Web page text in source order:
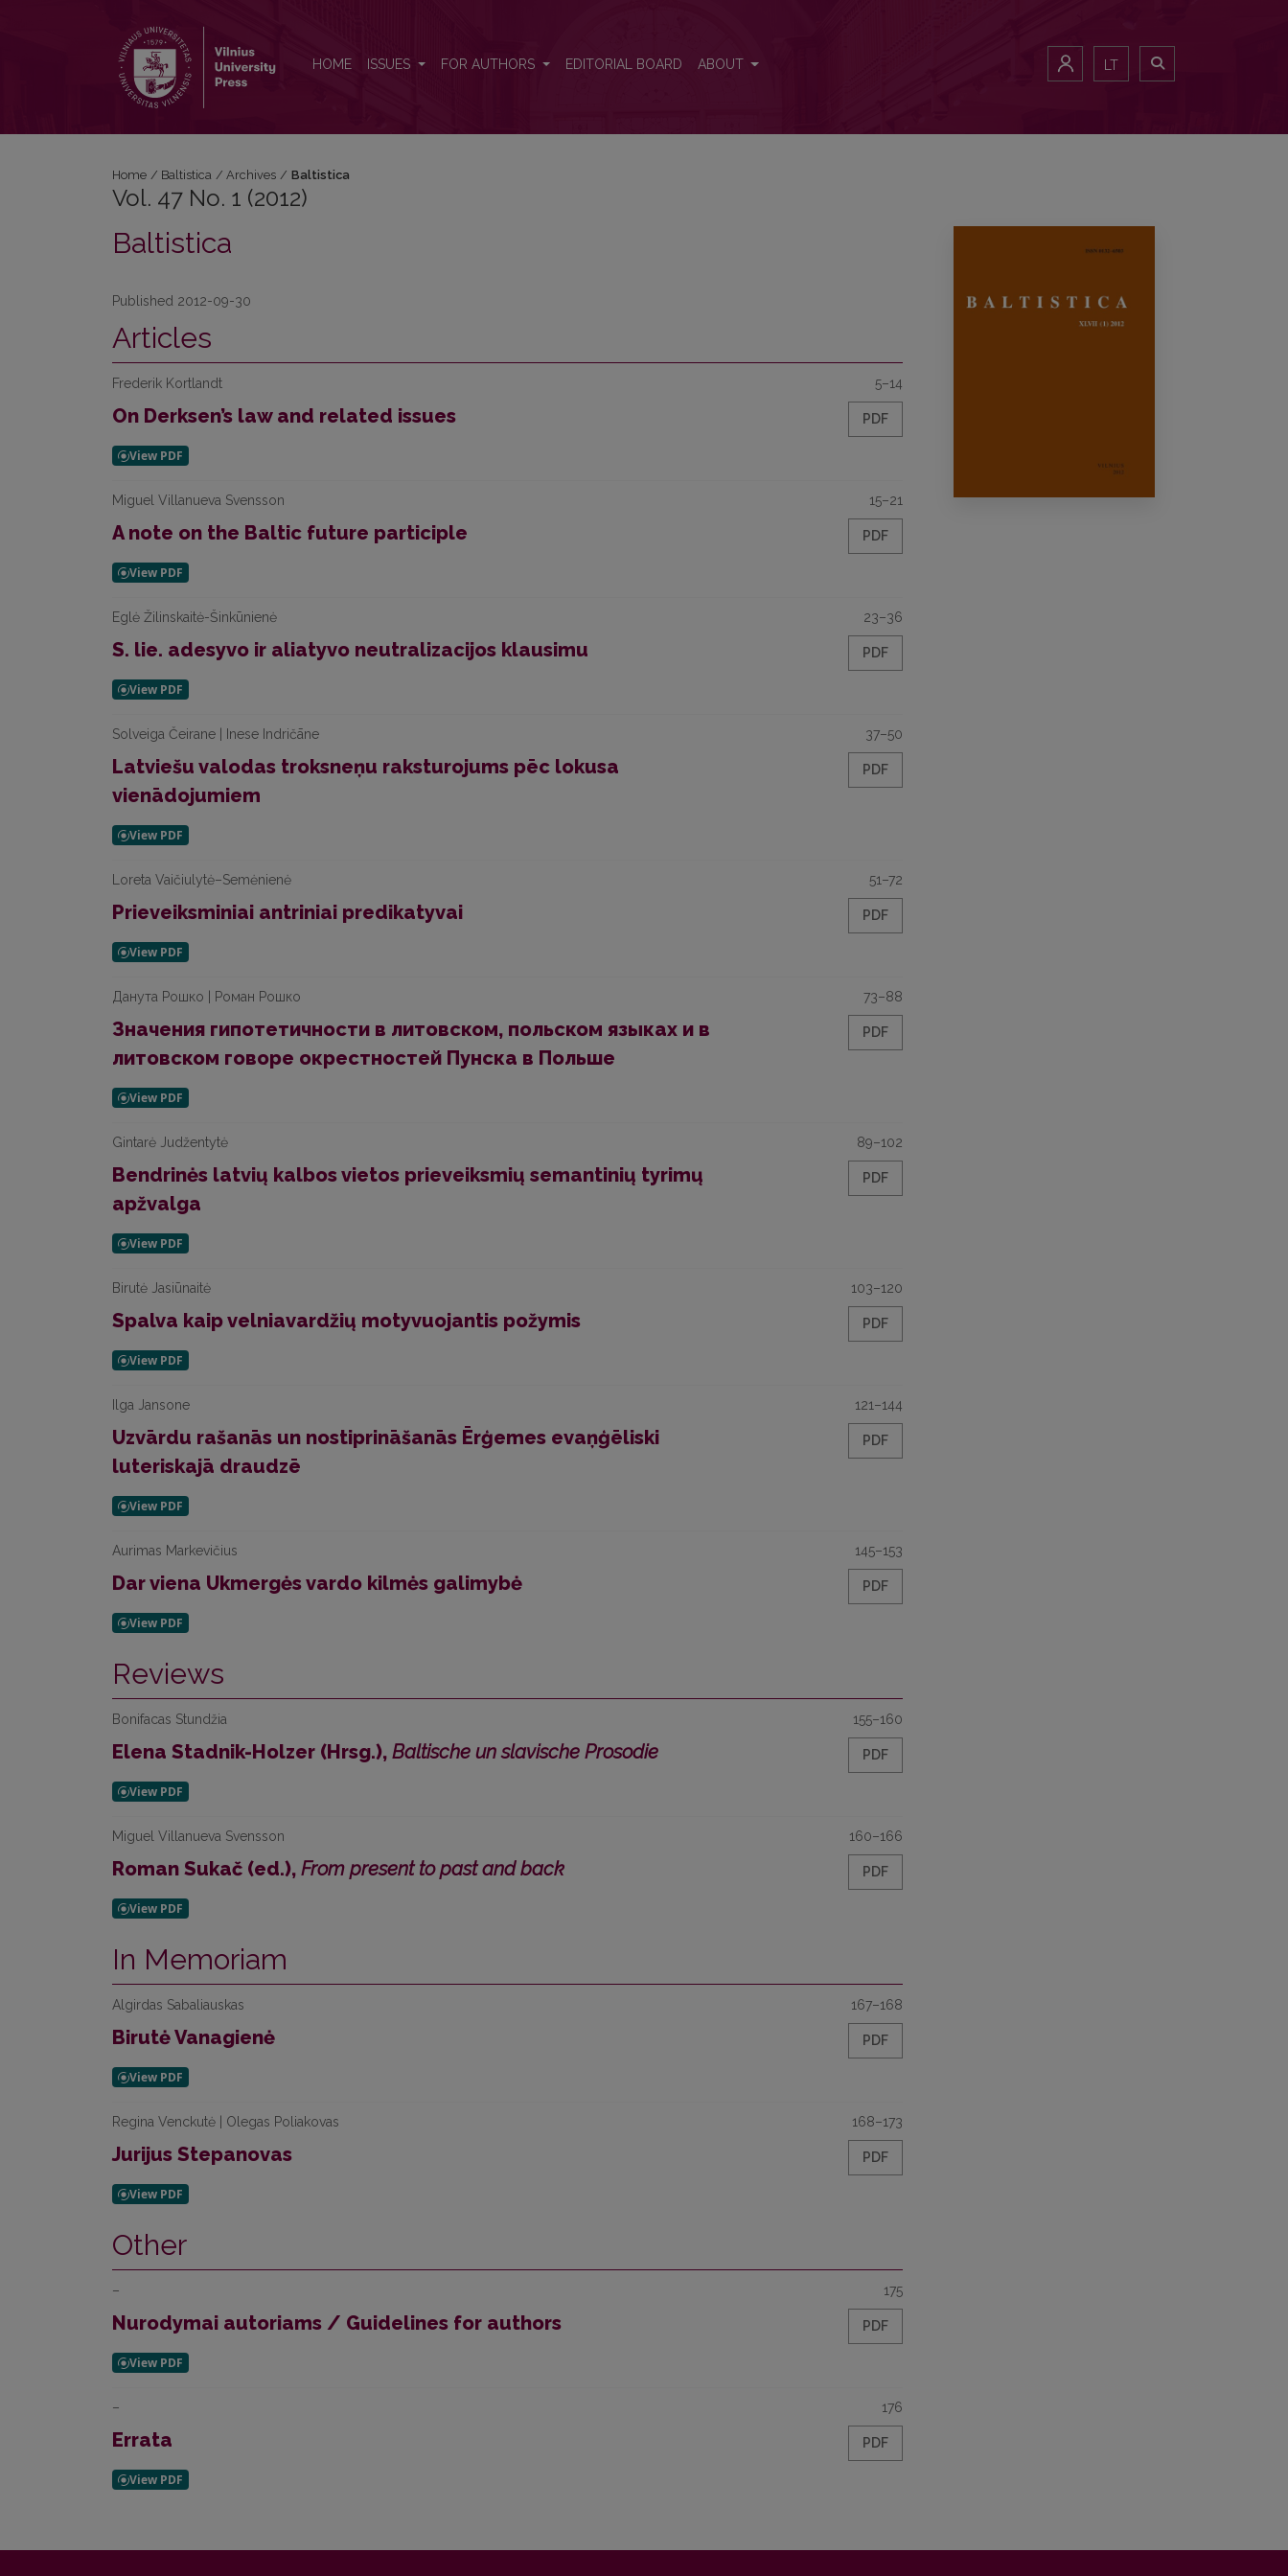
HOME ISSUES FOR AUTHORS EDITORIAL BOARD ABOUT LT
Home / Baltistica / Archives / Baltistica
Vol. 47 No. 1 (2012)
Baltistica
Published 2012-09-30
Articles
Frederik Kortlandt
On Derksen’s law and related issues
5–14
PDF
Miguel Villanueva Svensson
A note on the Baltic future participle
15–21
PDF
Eglė Žilinskaitė-Šinkūnienė
S. lie. adesyvo ir aliatyvo neutralizacijos klausimu
23–36
PDF
Solveiga Čeirane | Inese Indričāne
Latviešu valodas troksneņu raksturojums pēc lokusa
vienādojumiem
37–50
PDF
Loreta Vaičiulytė–Semėnienė
Prieveiksminiai antriniai predikatyvai
51–72
PDF
Данута Рошко | Роман Рошко
Значения гипотетичности в литовском, польском языках и в
литовском говоре окрестностей Пунска в Польше
73–88
PDF
Gintarė Judžentytė
Bendrinės latvių kalbos vietos prieveiksmių semantinių tyrimų
apžvalga
89–102
PDF
Birutė Jasiūnaitė
Spalva kaip velniavardžių motyvuojantis požymis
103–120
PDF
Ilga Jansone
Uzvārdu rašanās un nostiprināšanās Ērģemes evaņģēliski
luteriskajā draudzē
121–144
PDF
Aurimas Markevičius
Dar viena Ukmergės vardo kilmės galimybė
145–153
PDF
Reviews
Bonifacas Stundžia
Elena Stadnik-Holzer (Hrsg.), Baltische un slavische Prosodie
155–160
PDF
Miguel Villanueva Svensson
Roman Sukač (ed.), From present to past and back
160–166
PDF
In Memoriam
Algirdas Sabaliauskas
Birutė Vanagienė
167–168
PDF
Regina Venckutė | Olegas Poliakovas
Jurijus Stepanovas
168–173
PDF
Other
–
Nurodymai autoriams / Guidelines for authors
175
PDF
–
Errata
176
PDF